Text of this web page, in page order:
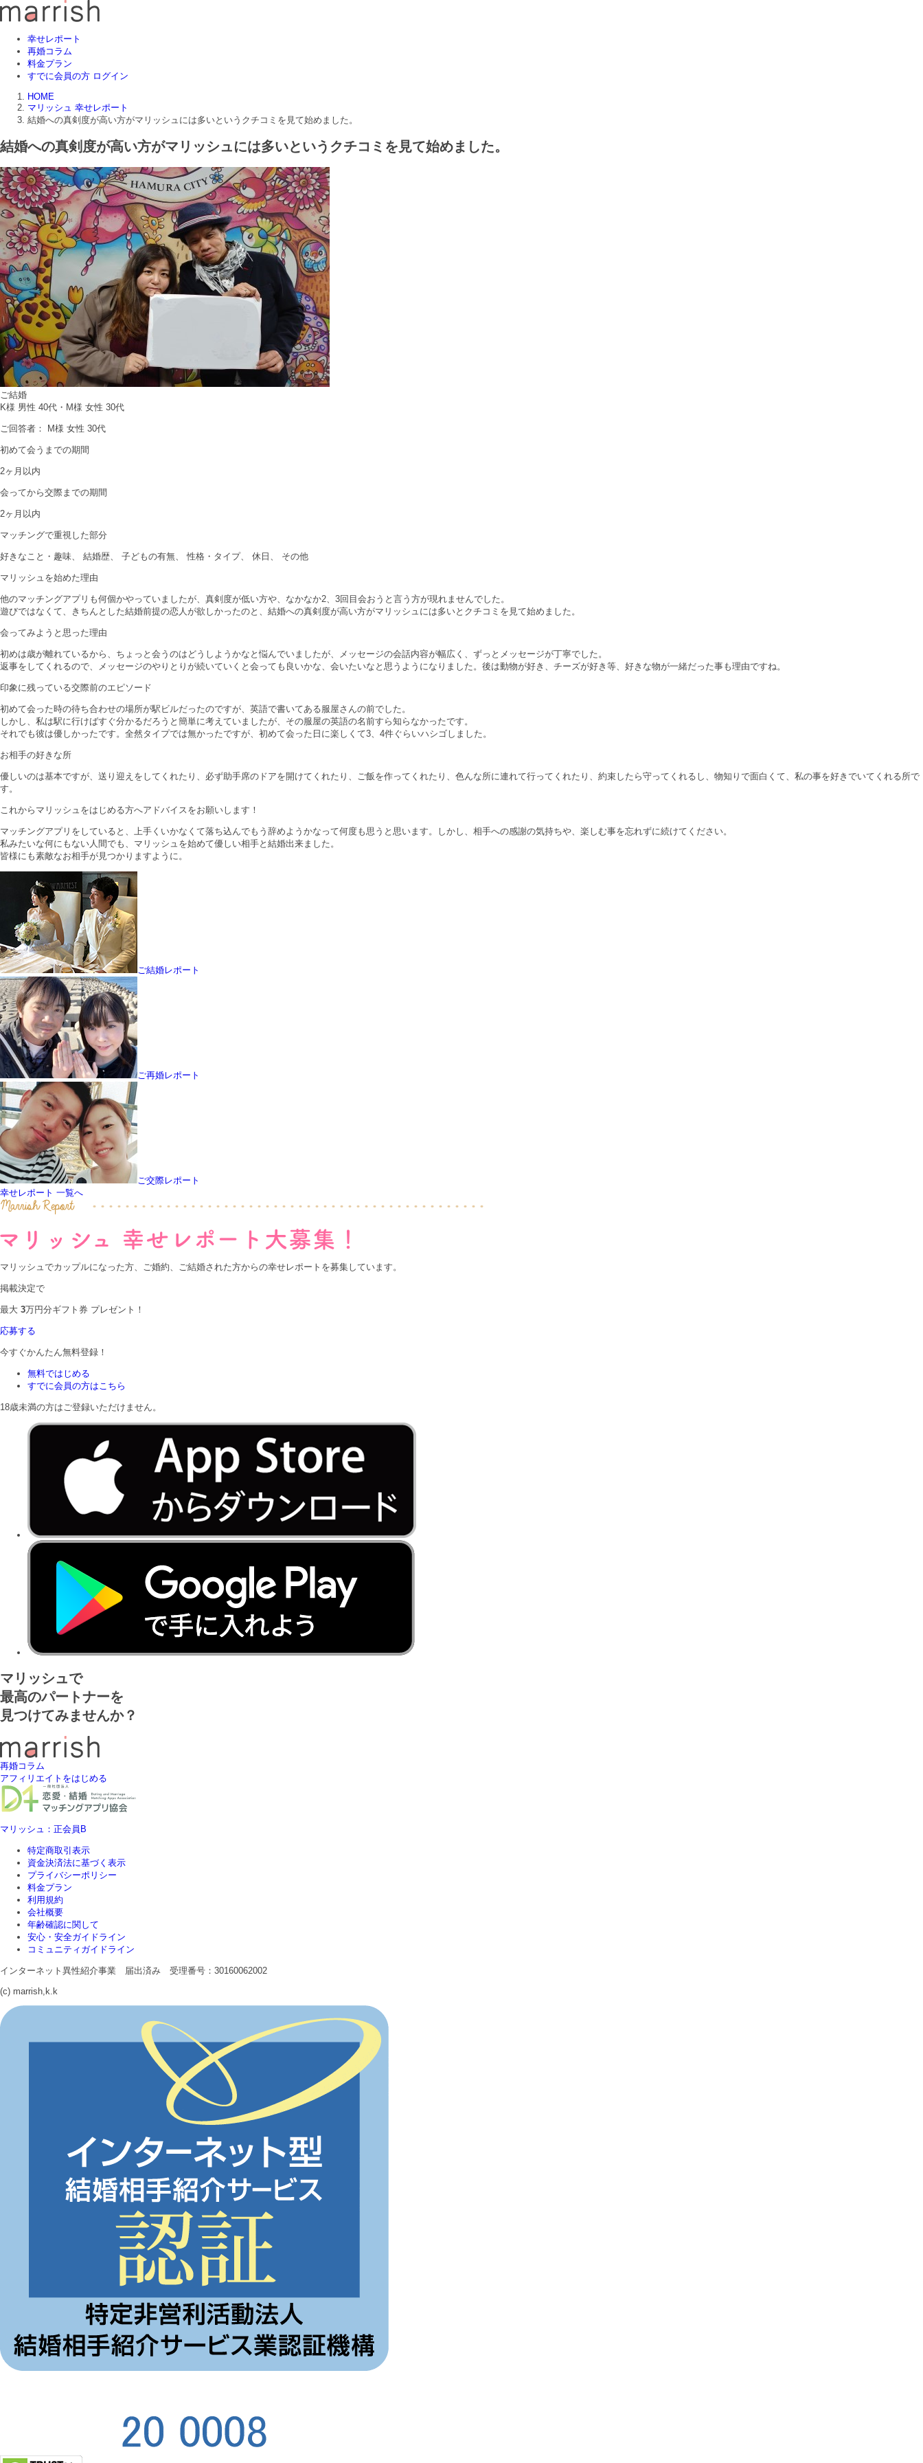
幸せレポート
再婚コラム
料金プラン
すでに会員の方 ログイン
HOME
マリッシュ 幸せレポート
結婚への真剣度が高い方がマリッシュには多いというクチコミを見て始めました。
結婚への真剣度が高い方がマリッシュには多いというクチコミを見て始めました。
ご結婚
K様 男性 40代・M様 女性 30代
ご回答者： M様 女性 30代
初めて会うまでの期間
2ヶ月以内
会ってから交際までの期間
2ヶ月以内
マッチングで重視した部分
好きなこと・趣味、 結婚歴、 子どもの有無、 性格・タイプ、 休日、 その他
マリッシュを始めた理由
他のマッチングアプリも何個かやっていましたが、真剣度が低い方や、なかなか2、3回目会おうと言う方が現れませんでした。
遊びではなくて、きちんとした結婚前提の恋人が欲しかったのと、結婚への真剣度が高い方がマリッシュには多いとクチコミを見て始めました。
会ってみようと思った理由
初めは歳が離れているから、ちょっと会うのはどうしようかなと悩んでいましたが、メッセージの会話内容が幅広く、ずっとメッセージが丁寧でした。
返事をしてくれるので、メッセージのやりとりが続いていくと会っても良いかな、会いたいなと思うようになりました。後は動物が好き、チーズが好き等、好きな物が一緒だった事も理由ですね。
印象に残っている交際前のエピソード
初めて会った時の待ち合わせの場所が駅ビルだったのですが、英語で書いてある服屋さんの前でした。
しかし、私は駅に行けばすぐ分かるだろうと簡単に考えていましたが、その服屋の英語の名前すら知らなかったです。
それでも彼は優しかったです。全然タイプでは無かったですが、初めて会った日に楽しくて3、4件ぐらいハシゴしました。
お相手の好きな所
優しいのは基本ですが、送り迎えをしてくれたり、必ず助手席のドアを開けてくれたり、ご飯を作ってくれたり、色んな所に連れて行ってくれたり、約束したら守ってくれるし、物知りで面白くて、私の事を好きでいてくれる所で
す。
これからマリッシュをはじめる方へアドバイスをお願いします！
マッチングアプリをしていると、上手くいかなくて落ち込んでもう辞めようかなって何度も思うと思います。しかし、相手への感謝の気持ちや、楽しむ事を忘れずに続けてください。
私みたいな何にもない人間でも、マリッシュを始めて優しい相手と結婚出来ました。
皆様にも素敵なお相手が見つかりますように。
ご結婚レポート
ご再婚レポート
ご交際レポート
幸せレポート 一覧へ
マリッシュでカップルになった方、ご婚約、ご結婚された方からの幸せレポートを募集しています。
掲載決定で
最大 3万円分ギフト券 プレゼント！
応募する
今すぐかんたん無料登録！
無料ではじめる
すでに会員の方はこちら
18歳未満の方はご登録いただけません。
マリッシュで
最高のパートナーを
見つけてみませんか？
再婚コラム
アフィリエイトをはじめる
マリッシュ：正会員B
特定商取引表示
資金決済法に基づく表示
プライバシーポリシー
料金プラン
利用規約
会社概要
年齢確認に関して
安心・安全ガイドライン
コミュニティガイドライン
インターネット異性紹介事業 届出済み 受理番号：30160062002
(c) marrish,k.k